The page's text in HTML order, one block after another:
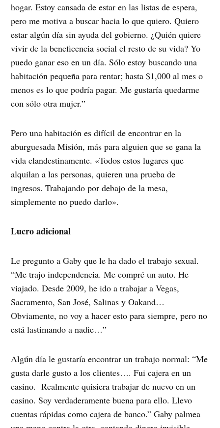
hogar. Estoy cansada de estar en las listas de espera,
pero me motiva a buscar hacia lo que quiero. Quiero
estar algún día sin ayuda del gobierno. ¿Quién quiere
vivir de la beneficencia social el resto de su vida? Yo
puedo ganar eso en un día. Sólo estoy buscando una
habitación pequeña para rentar; hasta $1,000 al mes o
menos es lo que podría pagar. Me gustaría quedarme
con sólo otra mujer.”
Pero una habitación es difícil de encontrar en la
aburguesada Misión, más para alguien que se gana la
vida clandestinamente. «Todos estos lugares que
alquilan a las personas, quieren una prueba de
ingresos. Trabajando por debajo de la mesa,
simplemente no puedo darlo».
Lucro adicional
Le pregunto a Gaby que le ha dado el trabajo sexual.
“Me trajo independencia. Me compré un auto. He
viajado. Desde 2009, he ido a trabajar a Vegas,
Sacramento, San José, Salinas y Oakand…
Obviamente, no voy a hacer esto para siempre, pero no
está lastimando a nadie…”
Algún día le gustaría encontrar un trabajo normal: “Me
gusta darle gusto a los clientes…. Fui cajera en un
casino. Realmente quisiera trabajar de nuevo en un
casino. Soy verdaderamente buena para ello. Llevo
cuentas rápidas como cajera de banco.” Gaby palmea